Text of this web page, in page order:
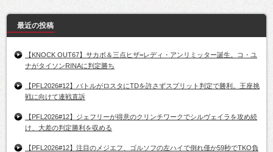
最近の投稿
【KNOCK OUT67】サカボ＆三点ヒザ=レディ・アンリミッター誕生。コ・ユ
ナがタイソンRINAに判定勝ち
【PFL2026#12】バトルがロスタにTDを許さずスプリット判定で勝利。王座挑
戦に向けて連戦直訴
【PFL2026#12】ジェフリーが得意のクリンチワークでシルヴェイラを攻め続
け、大差の判定勝利を収める
【PFL2026#12】注目のメジエフ、ゴルソフの左ハイで倒れ僅か59秒でTKO負